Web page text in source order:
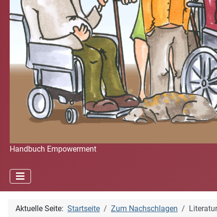
Handbuch Empowerment
Aktuelle Seite: Startseite Zum Nachschlagen Literatur